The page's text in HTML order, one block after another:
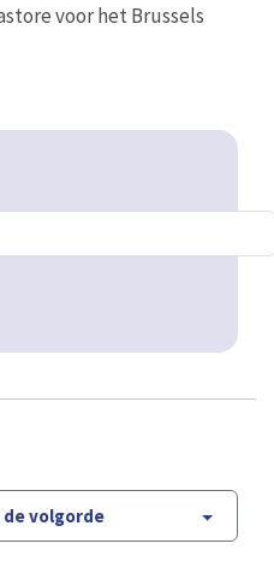
voor het Brussels
de volgorde